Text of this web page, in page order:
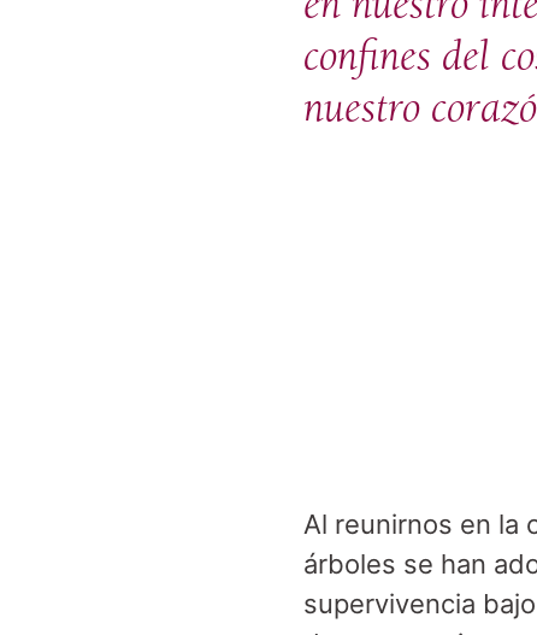
confines del
nuestro
Al reunirnos en la
árboles se han
supervivencia